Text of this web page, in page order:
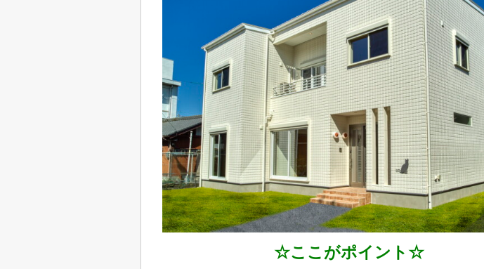
☆ここがポイント☆